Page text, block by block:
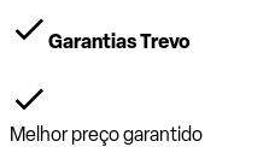
Garantias Trevo
Melhor preço garantido